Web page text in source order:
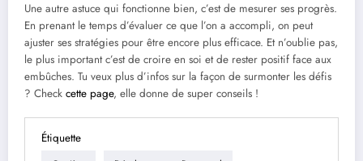
Une autre astuce qui fonctionne bien, c’est de mesurer ses progrès.
En prenant le temps d’évaluer ce que l’on a accompli, on peut
ajuster ses stratégies pour être encore plus efficace. Et n’oublie pas,
le plus important c’est de croire en soi et de rester positif face aux
embûches. Tu veux plus d’infos sur la façon de surmonter les défis
? Check cette page, elle donne de super conseils !
Étiquette